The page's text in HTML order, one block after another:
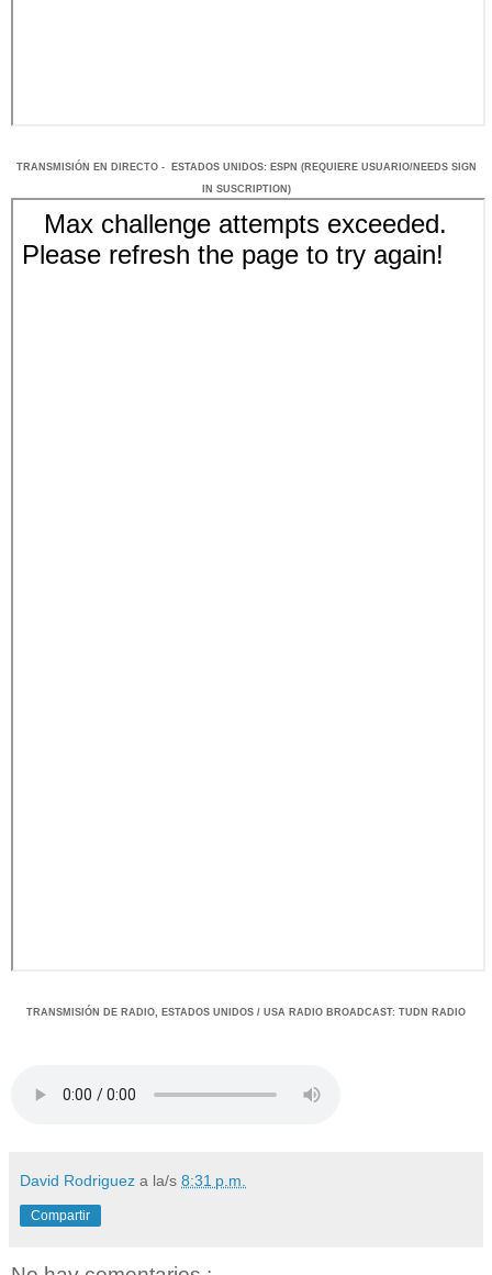
TRANSMISIÓN EN DI RECTO - ESTADOS UNIDOS: ESPN (REQUIERE USUARIO/NEEDS SIGN
IN SUSCRIPTION)
TRANSMISIÓN DE RADIO, ESTADOS UNIDOS / USA RADIO BROADCAST: TUDN RADIO
David Rodriguez a la/s 8:31 p.m.
Compartir